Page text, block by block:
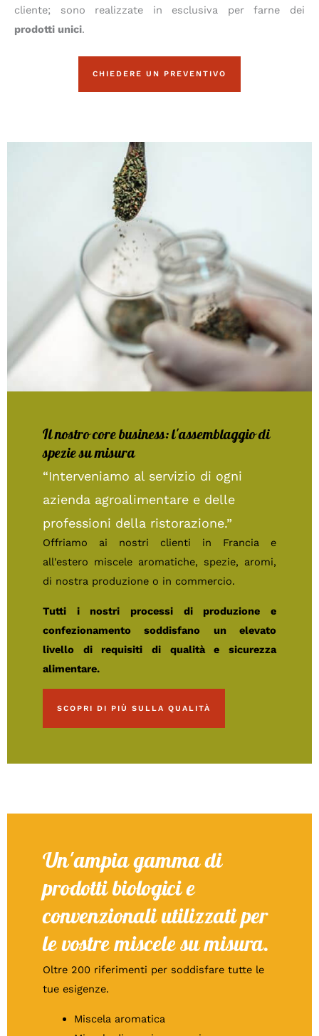
cliente; sono realizzate in esclusiva per farne dei
prodotti unici.
CHIEDERE UN PREVENTIVO
Il nostro core business: l'assemblaggio di
spezie su misura
“Interveniamo al servizio di ogni
azienda agroalimentare e delle
professioni della ristorazione.”
Offriamo ai nostri clienti in Francia e
all'estero miscele aromatiche, spezie, aromi,
di nostra produzione o in commercio.
Tutti i nostri processi di produzione e
confezionamento soddisfano un elevato
livello di requisiti di qualità e sicurezza
alimentare.
SCOPRI DI PIÙ SULLA QUALITÀ
Un'ampia gamma di
prodotti biologici e
convenzionali utilizzati per
le vostre miscele su misura.
Oltre 200 riferimenti per soddisfare tutte le
tue esigenze.
Miscela aromatica